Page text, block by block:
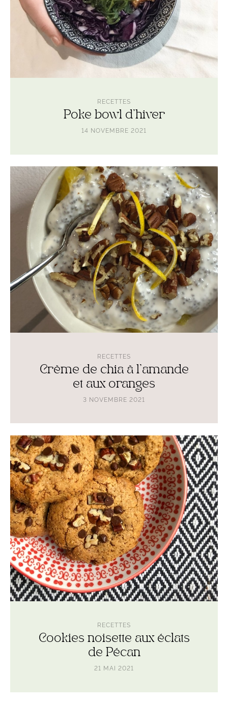
Poke bowl d’hiver
14 NOVEMBRE 2021
RECETTES
Lire
l'article
chia
à
l’amande
Crème de chia à l’amande
et aux oranges
3 NOVEMBRE 2021
RECETTES
Lire
l'article
Cookies
noisette
aux
éclats
de
Pécan
Cookies noisette aux éclats
de Pécan
21 MAI 2021
RECETTES